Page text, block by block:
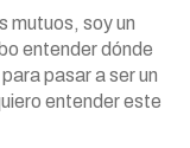
mutuos, soy un
entender dónde
pasar a ser un
entender este